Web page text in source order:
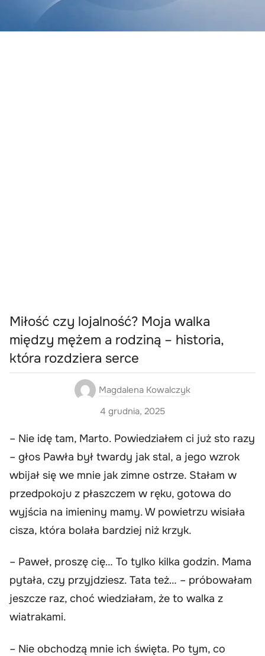
Miłość czy lojalność? Moja walka
między mężem a rodziną – historia,
która rozdziera serce
Magdalena Kowalczyk
4 grudnia, 2025
– Nie idę tam, Marto. Powiedziałem ci już sto razy
– głos Pawła był twardy jak stal, a jego wzrok
wbijał się we mnie jak zimne ostrze. Stałam w
przedpokoju z płaszczem w ręku, gotowa do
wyjścia na imieniny mamy. W powietrzu wisiała
cisza, która bolała bardziej niż krzyk.
– Paweł, proszę cię… To tylko kilka godzin. Mama
pytała, czy przyjdziesz. Tata też… – próbowałam
jeszcze raz, choć wiedziałam, że to walka z
wiatrakami.
– Nie obchodzą mnie ich święta. Po tym, co